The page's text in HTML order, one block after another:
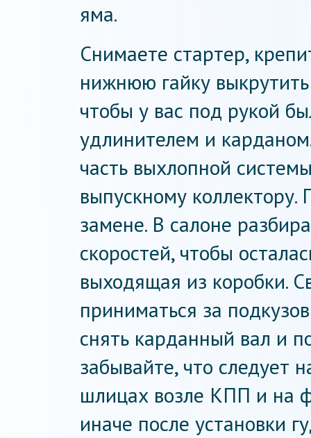
яма.
Снимаете стартер,
нижнюю гайку
чтобы у вас под рукой
удлинителем и
часть выхлопной
выпускному
замене. В салоне
скоростей, чтобы
выходящая из коробки.
приниматься за
снять карданный вал и
забывайте, что следует
шлицах возле КПП и на
иначе после установки